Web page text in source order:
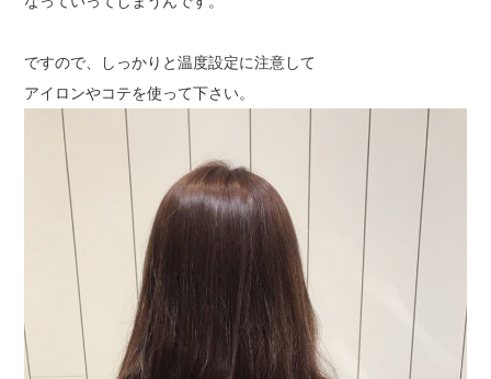
ですので、しっかりと温度設定に注意して
アイロンやコテを使って下さい。